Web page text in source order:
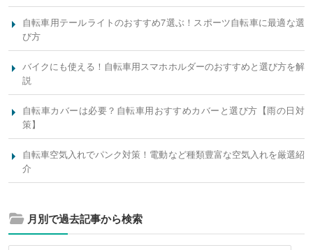
自転車用テールライトのおすすめ7選ぶ！スポーツ自転車に最適な選
び方
バイクにも使える！自転車用スマホホルダーのおすすめと選び方を解
説
自転車カバーは必要？自転車用おすすめカバーと選び方【雨の日対
策】
自転車空気入れでパンク対策！電動など種類豊富な空気入れを厳選紹
介
月別で過去記事から検索